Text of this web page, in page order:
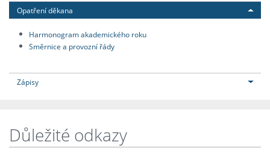
Opatření děkana
Harmonogram akademického roku
Směrnice a provozní řády
Zápisy
Důležité odkazy